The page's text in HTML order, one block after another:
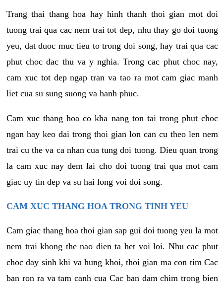
Trang thai thang hoa hay hinh thanh thoi gian mot doi
tuong trai qua cac nem trai tot dep, nhu thay go doi tuong
yeu, dat duoc muc tieu to trong doi song, hay trai qua cac
phut choc dac thu va y nghia. Trong cac phut choc nay,
cam xuc tot dep ngap tran va tao ra mot cam giac manh
liet cua su sung suong va hanh phuc.
Cam xuc thang hoa co kha nang ton tai trong phut choc
ngan hay keo dai trong thoi gian lon can cu theo len nem
trai cu the va ca nhan cua tung doi tuong. Dieu quan trong
la cam xuc nay dem lai cho doi tuong trai qua mot cam
giac uy tin dep va su hai long voi doi song.
CAM XUC THANG HOA TRONG TINH YEU
Cam giac thang hoa thoi gian sap gui doi tuong yeu la mot
nem trai khong the nao dien ta het voi loi. Nhu cac phut
choc day sinh khi va hung khoi, thoi gian ma con tim Cac
ban ron ra va tam canh cua Cac ban dam chim trong bien